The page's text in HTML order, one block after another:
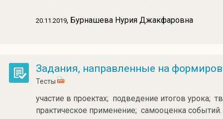
20.11.2019, Бурнашева Нурия Джакфаровна
Задания, направленные на
Тесты
участие в проектах;  подведение итогов урока;
практическое применение;  самооценка событий.